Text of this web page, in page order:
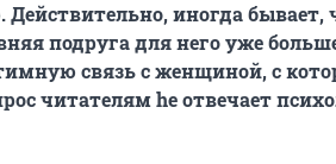
Действительно, иногда
подруга для него уже
связь с женщиной, с
читателям he отвечает